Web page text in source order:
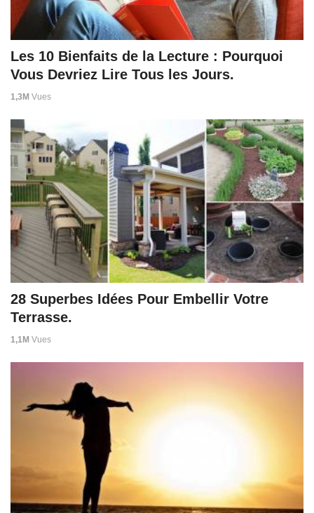
Les 10 Bienfaits de la Lecture : Pourquoi
Vous Devriez Lire Tous les Jours.
1,3M Vues
28 Superbes Idées Pour Embellir Votre
Terrasse.
1,1M Vues